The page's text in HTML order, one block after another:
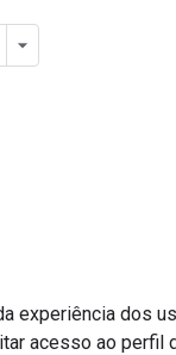
experiência dos
acesso ao perfil